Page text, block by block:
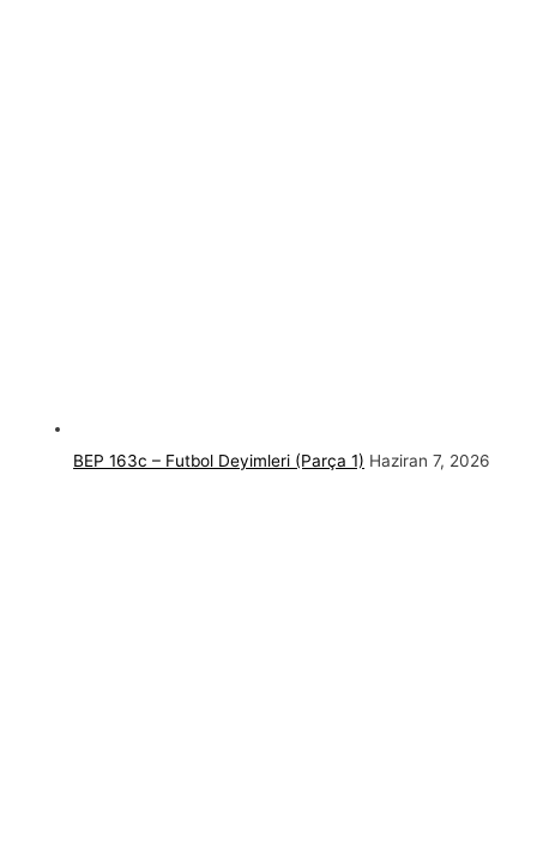
BEP 163c – Futbol Deyimleri (Parça 1) Haziran 7, 2026